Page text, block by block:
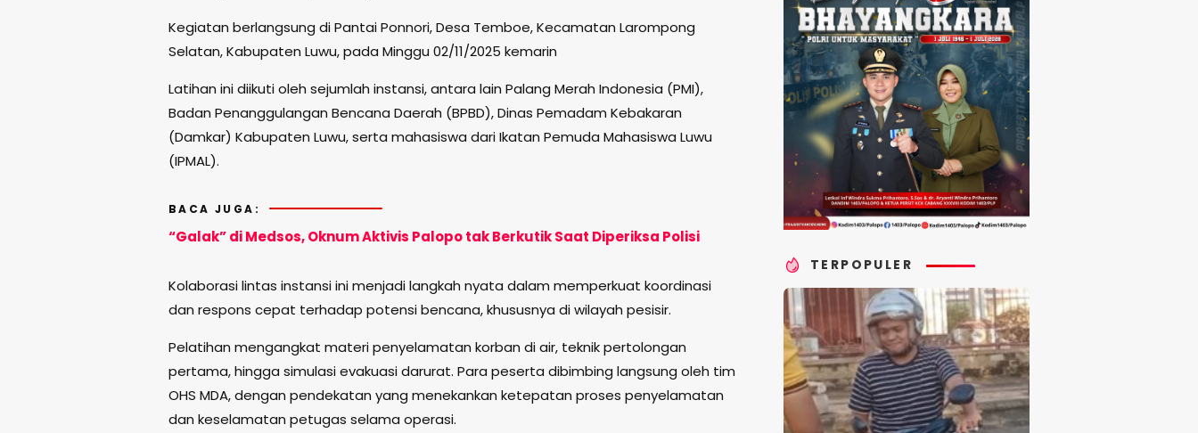
Kegiatan berlangsung di Pantai Ponnori, Desa Temboe, Kecamatan Larompong
Selatan, Kabupaten Luwu, pada Minggu 02/11/2025 kemarin
Latihan ini diikuti oleh sejumlah instansi, antara lain Palang Merah Indonesia (PMI),
Badan Penanggulangan Bencana Daerah (BPBD), Dinas Pemadam Kebakaran
(Damkar) Kabupaten Luwu, serta mahasiswa dari Ikatan Pemuda Mahasiswa Luwu
(IPMAL).
BACA JUGA:
“Galak” di Medsos, Oknum Aktivis Palopo tak Berkutik Saat Diperiksa Polisi
Kolaborasi lintas instansi ini menjadi langkah nyata dalam memperkuat koordinasi
dan respons cepat terhadap potensi bencana, khususnya di wilayah pesisir.
Pelatihan mengangkat materi penyelamatan korban di air, teknik pertolongan
pertama, hingga simulasi evakuasi darurat. Para peserta dibimbing langsung oleh tim
OHS MDA, dengan pendekatan yang menekankan ketepatan proses penyelamatan
dan keselamatan petugas selama operasi.
TERPOPULER